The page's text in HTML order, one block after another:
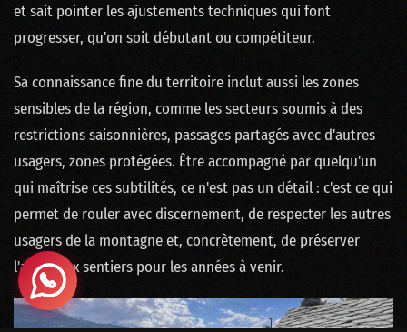
et sait pointer les ajustements techniques qui font
progresser, qu'on soit débutant ou compétiteur.
Sa connaissance fine du territoire inclut aussi les zones
sensibles de la région, comme les secteurs soumis à des
restrictions saisonnières, passages partagés avec d'autres
usagers, zones protégées. Être accompagné par quelqu'un
qui maîtrise ces subtilités, ce n'est pas un détail : c'est ce qui
permet de rouler avec discernement, de respecter les autres
usagers de la montagne et, concrètement, de préserver
l'accès aux sentiers pour les années à venir.